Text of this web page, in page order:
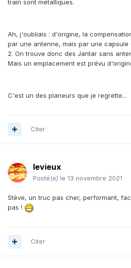
train sont métalliques.
Ah, j'oubliais : d'origine, la
par une antenne, mais par une
2. On trouve donc des Jantar sans
Mais un emplacement est prévu
C'est un des planeurs que je regrette...
Citer
levieux
Posté(e) le 13 novembre 2021
Stève, un truc pas cher, performant,
pas !
Citer